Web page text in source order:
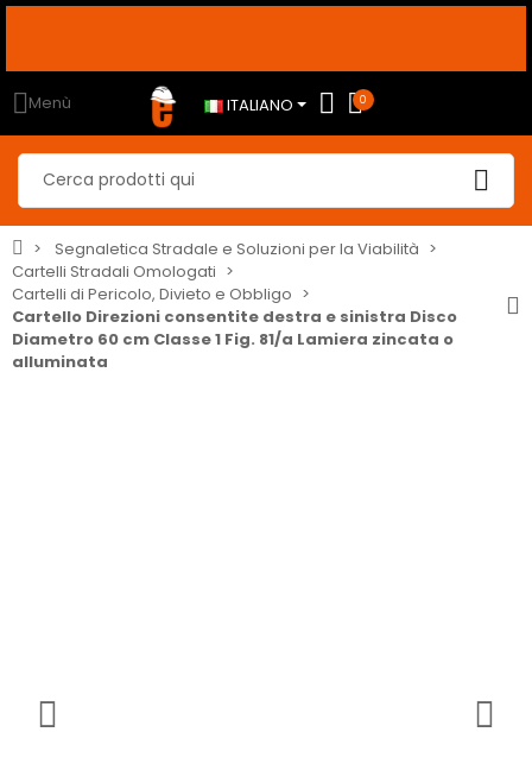
Menù ITALIANO 0
Segnaletica Stradale e Soluzioni per la Viabilità
Cartelli Stradali Omologati
Cartelli di Pericolo, Divieto e Obbligo
Cartello Direzioni consentite destra e sinistra Disco
Diametro 60 cm Classe 1 Fig. 81/a Lamiera zincata o
alluminata